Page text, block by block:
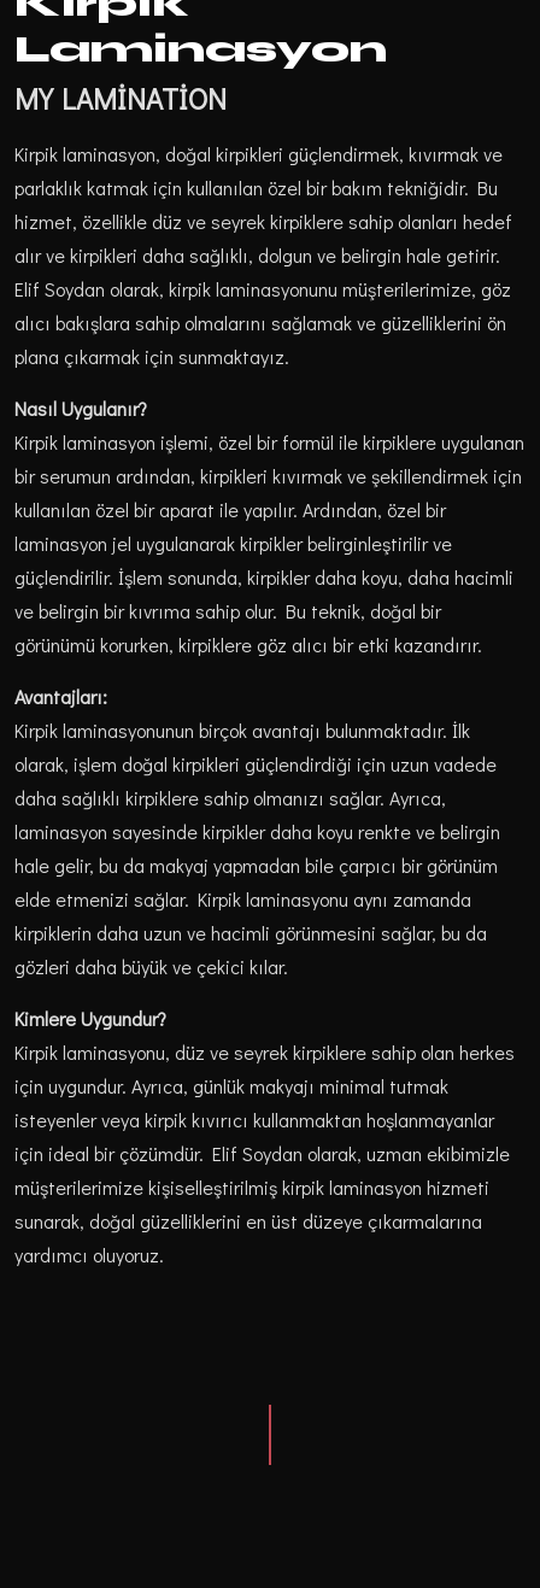
Laminasyon
MY LAMİNATİON
Kirpik laminasyon, doğal kirpikleri güçlendirmek, kıvırmak ve
parlaklık katmak için kullanılan özel bir bakım tekniğidir. Bu
hizmet, özellikle düz ve seyrek kirpiklere sahip olanları hedef
alır ve kirpikleri daha sağlıklı, dolgun ve belirgin hale getirir.
Elif Soydan olarak, kirpik laminasyonunu müşterilerimize, göz
alıcı bakışlara sahip olmalarını sağlamak ve güzelliklerini ön
plana çıkarmak için sunmaktayız.
Nasıl Uygulanır?
Kirpik laminasyon işlemi, özel bir formül ile kirpiklere uygulanan
bir serumun ardından, kirpikleri kıvırmak ve şekillendirmek için
kullanılan özel bir aparat ile yapılır. Ardından, özel bir
laminasyon jel uygulanarak kirpikler belirginleştirilir ve
güçlendirilir. İşlem sonunda, kirpikler daha koyu, daha hacimli
ve belirgin bir kıvrıma sahip olur. Bu teknik, doğal bir
görünümü korurken, kirpiklere göz alıcı bir etki kazandırır.
Avantajları:
Kirpik laminasyonunun birçok avantajı bulunmaktadır. İlk
olarak, işlem doğal kirpikleri güçlendirdiği için uzun vadede
daha sağlıklı kirpiklere sahip olmanızı sağlar. Ayrıca,
laminasyon sayesinde kirpikler daha koyu renkte ve belirgin
hale gelir, bu da makyaj yapmadan bile çarpıcı bir görünüm
elde etmenizi sağlar. Kirpik laminasyonu aynı zamanda
kirpiklerin daha uzun ve hacimli görünmesini sağlar, bu da
gözleri daha büyük ve çekici kılar.
Kimlere Uygundur?
Kirpik laminasyonu, düz ve seyrek kirpiklere sahip olan herkes
için uygundur. Ayrıca, günlük makyajı minimal tutmak
isteyenler veya kirpik kıvırıcı kullanmaktan hoşlanmayanlar
için ideal bir çözümdür. Elif Soydan olarak, uzman ekibimizle
müşterilerimize kişiselleştirilmiş kirpik laminasyon hizmeti
sunarak, doğal güzelliklerini en üst düzeye çıkarmalarına
yardımcı oluyoruz.